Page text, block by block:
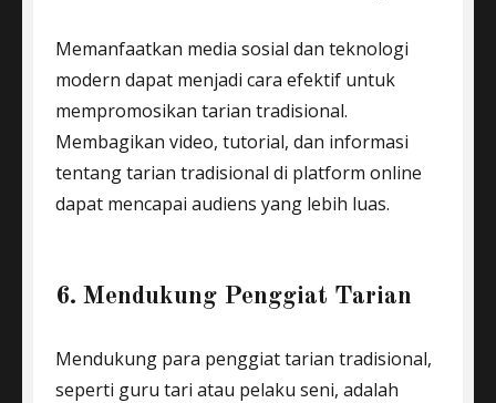
Memanfaatkan media sosial dan teknologi
modern dapat menjadi cara efektif untuk
mempromosikan tarian tradisional.
Membagikan video, tutorial, dan informasi
tentang tarian tradisional di platform online
dapat mencapai audiens yang lebih luas.
6. Mendukung Penggiat Tarian
Mendukung para penggiat tarian tradisional,
seperti guru tari atau pelaku seni, adalah